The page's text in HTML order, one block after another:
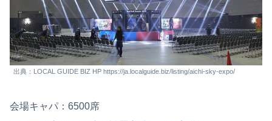
出典：LOCAL GUIDE BIZ HP https://ja.localguide.biz/listing/aichi-sky-expo/
会場キャパ：6500席